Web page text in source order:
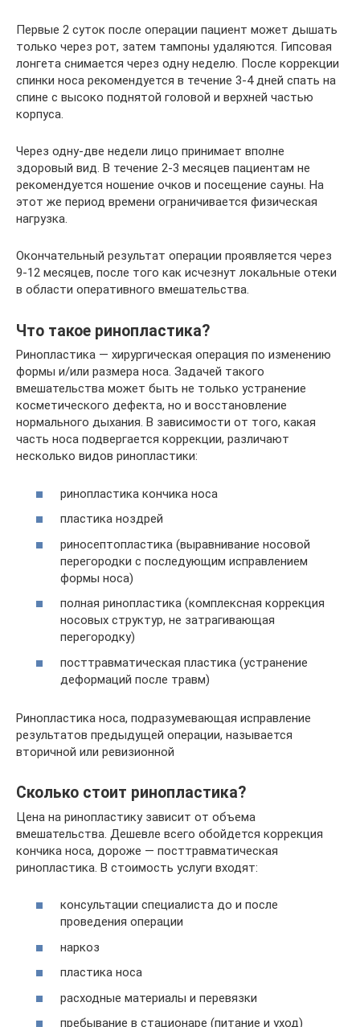
Первые 2 суток после операции пациент может дышать
только через рот, затем тампоны удаляются. Гипсовая
лонгета снимается через одну неделю. После коррекции
спинки носа рекомендуется в течение 3-4 дней спать на
спине с высоко поднятой головой и верхней частью
корпуса.
Через одну-две недели лицо принимает вполне
здоровый вид. В течение 2-3 месяцев пациентам не
рекомендуется ношение очков и посещение сауны. На
этот же период времени ограничивается физическая
нагрузка.
Окончательный результат операции проявляется через
9-12 месяцев, после того как исчезнут локальные отеки
в области оперативного вмешательства.
Что такое ринопластика?
Ринопластика — хирургическая операция по изменению
формы и/или размера носа. Задачей такого
вмешательства может быть не только устранение
косметического дефекта, но и восстановление
нормального дыхания. В зависимости от того, какая
часть носа подвергается коррекции, различают
несколько видов ринопластики:
ринопластика кончика носа
пластика ноздрей
риносептопластика (выравнивание носовой
перегородки с последующим исправлением
формы носа)
полная ринопластика (комплексная коррекция
носовых структур, не затрагивающая
перегородку)
посттравматическая пластика (устранение
деформаций после травм)
Ринопластика носа, подразумевающая исправление
результатов предыдущей операции, называется
вторичной или ревизионной
Сколько стоит ринопластика?
Цена на ринопластику зависит от объема
вмешательства. Дешевле всего обойдется коррекция
кончика носа, дороже — посттравматическая
ринопластика. В стоимость услуги входят:
консультации специалиста до и после
проведения операции
наркоз
пластика носа
расходные материалы и перевязки
пребывание в стационаре (питание и уход)